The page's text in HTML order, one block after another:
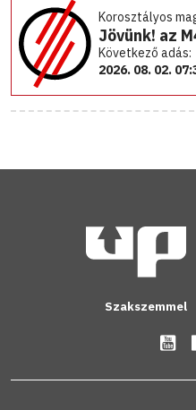
Korosztályos
Jövünk! az
Következő adás:
2026. 08. 02.
Szakszemmel